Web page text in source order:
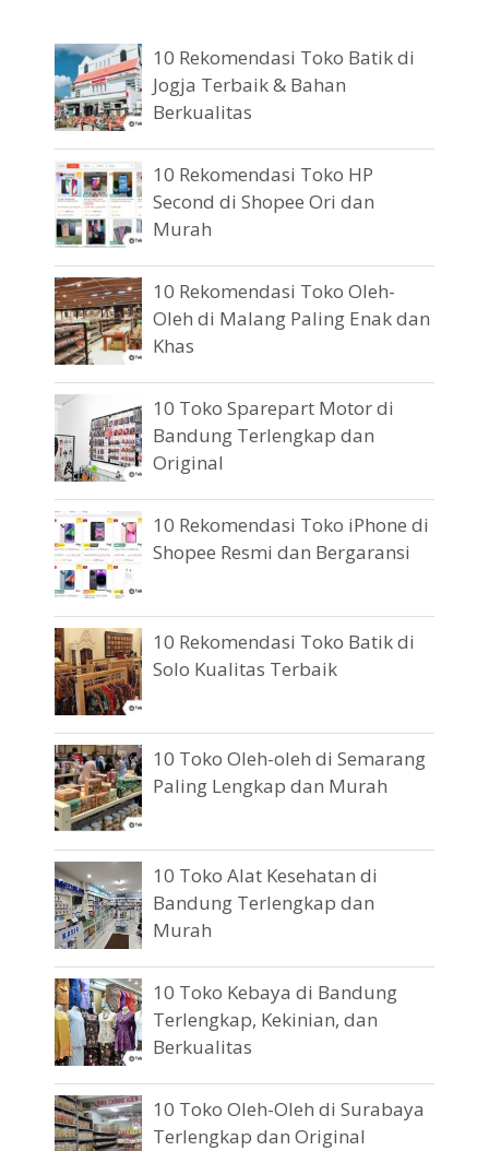
10 Rekomendasi Toko Batik di
Jogja Terbaik & Bahan
Berkualitas
10 Rekomendasi Toko HP
Second di Shopee Ori dan
Murah
10 Rekomendasi Toko Oleh-
Oleh di Malang Paling Enak dan
Khas
10 Toko Sparepart Motor di
Bandung Terlengkap dan
Original
10 Rekomendasi Toko iPhone di
Shopee Resmi dan Bergaransi
10 Rekomendasi Toko Batik di
Solo Kualitas Terbaik
10 Toko Oleh-oleh di Semarang
Paling Lengkap dan Murah
10 Toko Alat Kesehatan di
Bandung Terlengkap dan
Murah
10 Toko Kebaya di Bandung
Terlengkap, Kekinian, dan
Berkualitas
10 Toko Oleh-Oleh di Surabaya
Terlengkap dan Original